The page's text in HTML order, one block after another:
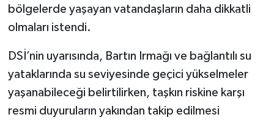
bölgelerde yaşayan vatandaşların daha dikkatli
olmaları istendi.
DSİ’nin uyarısında, Bartın Irmağı ve bağlantılı su
yataklarında su seviyesinde geçici yükselmeler
yaşanabileceği belirtilirken, taşkın riskine karşı
resmi duyuruların yakından takip edilmesi